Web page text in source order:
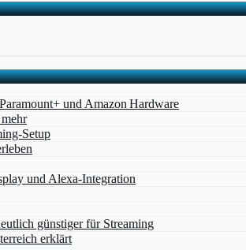
und Amazon Hardware
Setup
und Alexa‑Integration
günstiger für Streaming
erklärt